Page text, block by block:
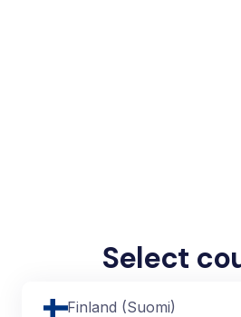
Select
Finland (Suomi)